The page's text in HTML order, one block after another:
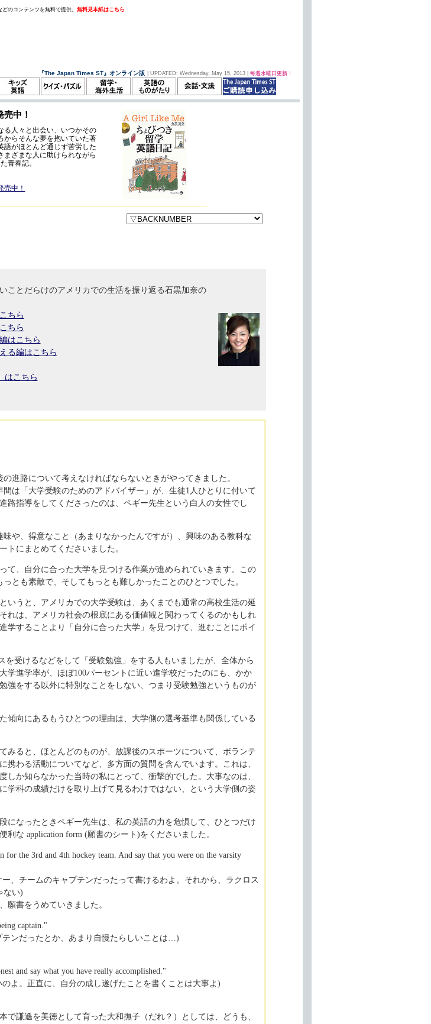
のコンテンツを無料で提供。 無料見本紙はこちら
『The Japan Times ST』オンライン版 | UPDATED: Wednesday, May 15, 2013 | 毎週水曜日更新！
中！
る人々と出会い、いつかその
らそんな夢を抱いていた著
語がほとんど通じず苦労した
まざまな人に助けられながら
青春記。
売中！
ことだらけのアメリカでの生活を振り返る石黒加奈の
ちら
ちら
はこちら
る編はこちら
はこちら
進路について考えなければならないときがやってきました。
は「大学受験のためのアドバイザー」が、生徒1人ひとりに付いて
路指導をしてくださったのは、ペギー先生という白人の女性でし
や、得意なこと（あまりなかったんですが）、興味のある教科な
トにまとめてくださいました。
て、自分に合った大学を見つける作業が進められていきます。この
とも素敵で、そしてもっとも難しかったことのひとつでした。
いうと、アメリカでの大学受験は、あくまでも通常の高校生活の延
れは、アメリカ社会の根底にある価値観と関わってくるのかもしれ
学することより「自分に合った大学」を見つけて、進むことにポイ
を受けるなどをして「受験勉強」をする人もいましたが、全体から
学進学率が、ほぼ100パーセントに近い進学校だったのにも、かか
強をする以外に特別なことをしない、つまり受験勉強というものが
傾向にあるもうひとつの理由は、大学側の選考基準も関係している
みると、ほとんどのものが、放課後のスポーツについて、ボランテ
携わる活動についてなど、多方面の質問を含んでいます。これは、
しか知らなかった当時の私にとって、衝撃的でした。大事なのは、
学科の成績だけを取り上げて見るわけではない、という大学側の姿
になったときペギー先生は、私の英語の力を危惧して、ひとつだけ
利な application form (願書のシート)をくださいました。
for the 3rd and 4th hockey team. And say that you were on the varsity
、チームのキャプテンだったって書けるわよ。それから、ラクロス
ない)
願書をうめていきました。
captain."
ンだったとか、あまり自慢たらしいことは…)
and say what you have really accomplished."
よ。正直に、自分の成し遂げたことを書くことは大事よ)
で謙遜を美徳として育った大和撫子（だれ？）としては、どうも、